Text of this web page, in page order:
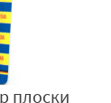
плоски